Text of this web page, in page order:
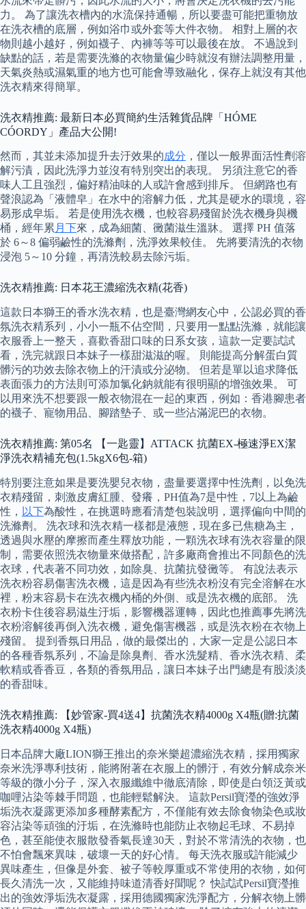
力。 為了讓洗衣槽內的水流保持通暢，所以要盡可能把重物放
在洗衣槽的底層，例如浴巾或外套等大件衣物。 相對上層的衣
物則越小越好，例如襪子、內褲等等可以最後在放。 不過說到
缺點的話，若是需要洗滌的衣物量偏少時就沒有辦法調整用量，
天氣炎熱或濕氣重的地方也可能會導致融化，保存上就沒有其他
洗衣精來得簡單。
洗衣精推薦: 最新日本必買簡約生活雜貨品牌「HÓME
CÓORDY」產品大公開!
然而，其並未添加提升去汙效果的成分 ，僅以一般界面活性劑溶
解污漬，因此洗淨力並沒有特別突出的表現。 另須注意它的香
味人工且強烈，偏好精油味的人或許會感到排斥。 但網路也有
聲浪認為「液體皁」在水中的溶解力低，尤其是硬水的環境，容
易形成皁垢。 若是使用洗衣機，也較容易殘留於洗衣機身與機
桶，經年累 月下來，成為細菌、黴菌滋生溫牀。 選擇 PH 值落
於 6～8 偏弱鹼性的洗滌劑，洗淨效果較佳。 先將要清洗的衣物
浸泡 5～10 分鐘，再清洗較易去除污垢。
洗衣精推薦: 日本花王濃縮洗衣精(花香)
這款日本獅王的香水洗衣精，也是臺灣網友心中，公認必買的香
氛洗衣精系列，小小一瓶不佔空間，只要用一點點洗滌，就能讓
衣服香上一整天，喜歡香甜口味的日系女孩，這款一定要試試
看，洗完就跟日本妹子一樣甜滋滋的喔。 則能提高分解蛋白質
髒污的功效去除衣物上的汗漬或分泌物。 但若是單以追求降低
表面張力的方法則可添加氯化鈉就能有很明顯的增強效果。 可
以用來洗不想要跟一般衣物混在一起的東西，例如：香港腳患者
的襪子、寵物用品、腳踏墊子、或一些沾滿泥巴的衣物。
洗衣精推薦: 第05名 【一匙靈】ATTACK 抗菌EX-極速淨EX潔
淨洗衣精補充包(1.5kgX6包-箱)
特別要注意如果是要洗嬰兒衣物，盡量要選擇中性洗劑，以免洗
衣精殘留，刺激皮膚紅腫、發癢，PH值為7是中性，7以上為鹼
性， 以下為酸性，在挑選時應看清楚包裝說明，選擇偏向中間的
洗滌劑。 洗衣球和洗衣精一樣都是液態，現在多已焦糖為主，
透過與水壓的摩擦而產生釋放功能，一顆洗衣球有洗衣容量的限
制，需要依照洗衣物量來做搭配，許多廠商會推出不同顏色的洗
衣球，代表著不同功效，如除臭、抗菌抗發黴等。 有說法表示
洗衣粉容易傷害洗衣機，這是因為有些洗衣粉沒有完全溶解在水
裡，粉末容易卡在洗衣機內桶的外側、或是洗衣機的底部。 洗
衣粉卡住後容易滋生汙垢，影響機器運轉，因此也推薦事先將洗
衣粉溶解後再倒入洗衣機，避免傷害機器，或是洗衣粉在衣物上
殘留。 提到香氛日用品，做的最傑出的，大家一定是公認日本
的各種香氛系列，不論是除臭劑、香水洗髮精、香水洗衣精、柔
軟精或香香豆，各類的香氛用品，讓日本妹子出門總是有股淡淡
的香甜味。
洗衣精推薦: 【妙管家-買4送4】抗菌洗衣精4000g X4瓶(贈:抗菌
洗衣精4000g X4瓶)
日本品牌大廠LION獅王推出的奈米樂超濃縮洗衣精，採用獨家
奈米洗淨專利技術，能將附著在衣服上的髒汙，有效分解成奈米
等級的微小分子，深入衣服纖維中徹底清除，即使是白領泛黃或
咖哩沾染等棘手問題，也能輕鬆解決。 這款Persil寶瀅的強效淨
垢洗衣凝露更添加多種酵素配方，不僅能有效去除食物染色或妝
容沾染等頑強的汙垢，在洗滌時也能防止衣物起毛球、不易掉
色，甚至能使衣服散發香氣長達30天，對於不常清洗的衣物，也
不怕會飄來異味，破壞一天的好心情。 每天洗衣服或許能減少
異味產生，但像是外套、被子等較厚重或不常使用的衣物，如何
長久清洗一次，又能維持味道清香好聞呢？ 快試試Persil寶瀅推
出的強效淨垢洗衣凝露，採用德國獨家洗淨配方，分解衣物上髒